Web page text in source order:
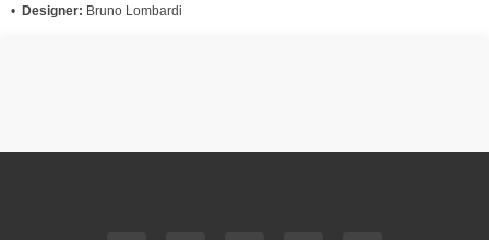
• Designer: Bruno Lombardi